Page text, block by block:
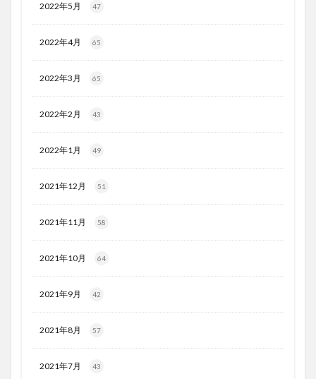
2022年5月 47
2022年4月 65
2022年3月 65
2022年2月 43
2022年1月 49
2021年12月 51
2021年11月 58
2021年10月 64
2021年9月 42
2021年8月 57
2021年7月 43